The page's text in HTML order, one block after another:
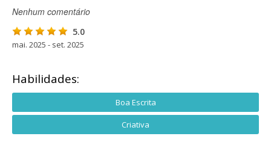
Nenhum comentário
5.0
mai. 2025 - set. 2025
Habilidades:
Boa Escrita
Criativa